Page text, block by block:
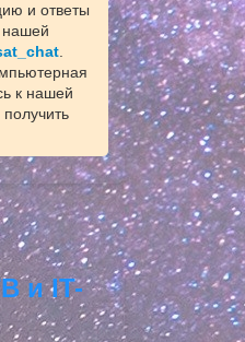
и ответы
нашей
.
к нашей
и IT-